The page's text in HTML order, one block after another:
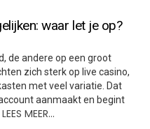
waar let je op?
de andere op een groot
zich sterk op live casino,
met veel variatie. Dat
aanmaakt en begint
LEES MEER…